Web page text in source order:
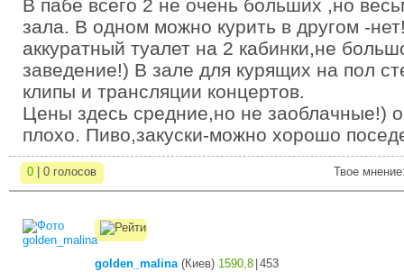
В пабе всего 2 не очень больших ,но
зала. В одном можно курить в другом -
аккуратный туалет на 2 кабинки,не
заведение!) В зале для курящих на пол
клипы и трансляции концертов.
Цены здесь средние,но не заоблачные!)
плохо. Пиво,закуски-можно хорошо
0 | 0 голосов Твое
golden_malina(Киев) 1590,8 453